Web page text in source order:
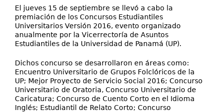
El jueves 15 de septiembre se llevó a cabo la
premiación de los Concursos Estudiantiles
Universitarios Versión 2016, evento organizado
anualmente por la Vicerrectoría de Asuntos
Estudiantiles de la Universidad de Panamá (UP).
Dichos concurso se desarrollaron en áreas como:
Encuentro Universitario de Grupos Folclóricos de la
UP; Mejor Proyecto de Servicio Social 2016; Concurso
Universitario de Oratoria, Concurso Universitario de
Caricatura; Concurso de Cuento Corto en el Idioma
Inglés; Estudiantil de Relato Corto; Concurso